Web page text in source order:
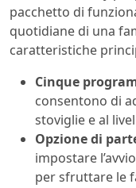
pacchetto di
quotidiane di una
caratteristiche
Cinque
consentono di
stoviglie e al
Opzione di
impostare
per sfruttare le